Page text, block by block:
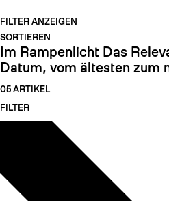
FILTER ANZEIGEN
SORTIEREN
Im Rampenlicht Das
Datum, vom ältesten zum
05 ARTIKEL
FILTER